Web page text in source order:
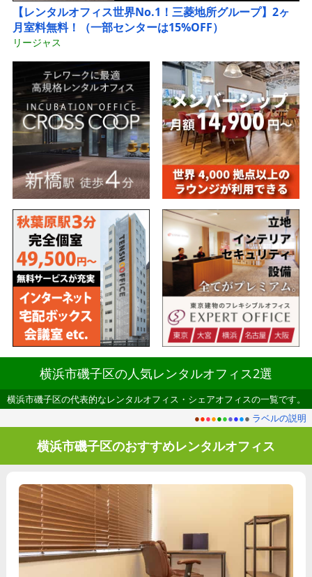
【レンタルオフィス世界No.1！三菱地所グループ】2ヶ
月室料無料！（一部センターは15%OFF）
リージャス
横浜市磯子区の人気レンタルオフィス2選
横浜市磯子区の代表的なレンタルオフィス・シェアオフィスの一覧です。
●●●●●●●●●● ラベルの説明
横浜市磯子区のおすすめレンタルオフィス